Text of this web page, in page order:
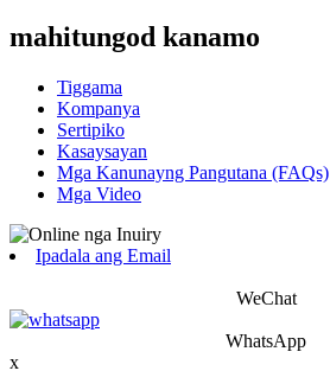
mahitungod kanamo
Tiggama
Kompanya
Sertipiko
Kasaysayan
Mga Kanunayng Pangutana (FAQs)
Mga Video
Ipadala ang Email
WeChat
WhatsApp
x